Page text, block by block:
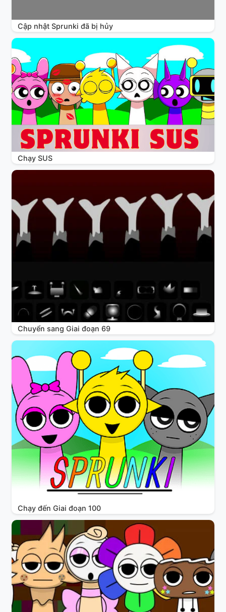
Cập nhật Sprunki đã bị hủy
Chạy SUS
Chuyển sang Giai đoạn 69
Chạy đến Giai đoạn 100